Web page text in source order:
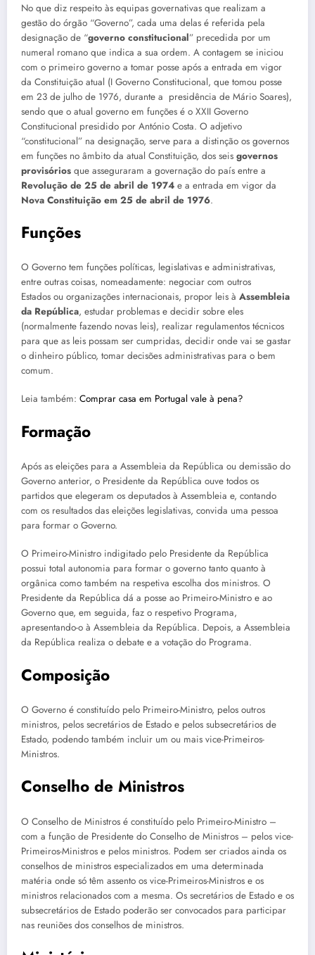
No que diz respeito às equipas governativas que realizam a
gestão do órgão “Governo”, cada uma delas é referida pela
designação de “governo constitucional” precedida por um
numeral romano que indica a sua ordem. A contagem se iniciou
com o primeiro governo a tomar posse após a entrada em vigor
da Constituição atual (I Governo Constitucional, que tomou posse
em 23 de julho de 1976, durante a presidência de Mário Soares),
sendo que o atual governo em funções é o XXII Governo
Constitucional presidido por António Costa. O adjetivo
“constitucional” na designação, serve para a distinção os governos
em funções no âmbito da atual Constituição, dos seis governos
provisórios que asseguraram a governação do país entre a
Revolução de 25 de abril de 1974 e a entrada em vigor da
Nova Constituição em 25 de abril de 1976.
Funções
O Governo tem funções políticas, legislativas e administrativas,
entre outras coisas, nomeadamente: negociar com outros
Estados ou organizações internacionais, propor leis à Assembleia
da República, estudar problemas e decidir sobre eles
(normalmente fazendo novas leis), realizar regulamentos técnicos
para que as leis possam ser cumpridas, decidir onde vai se gastar
o dinheiro público, tomar decisões administrativas para o bem
comum.
Leia também: Comprar casa em Portugal vale à pena?
Formação
Após as eleições para a Assembleia da República ou demissão do
Governo anterior, o Presidente da República ouve todos os
partidos que elegeram os deputados à Assembleia e, contando
com os resultados das eleições legislativas, convida uma pessoa
para formar o Governo.
O Primeiro-Ministro indigitado pelo Presidente da República
possui total autonomia para formar o governo tanto quanto à
orgânica como também na respetiva escolha dos ministros. O
Presidente da República dá a posse ao Primeiro-Ministro e ao
Governo que, em seguida, faz o respetivo Programa,
apresentando-o à Assembleia da República. Depois, a Assembleia
da República realiza o debate e a votação do Programa.
Composição
O Governo é constituído pelo Primeiro-Ministro, pelos outros
ministros, pelos secretários de Estado e pelos subsecretários de
Estado, podendo também incluir um ou mais vice-Primeiros-
Ministros.
Conselho de Ministros
O Conselho de Ministros é constituído pelo Primeiro-Ministro –
com a função de Presidente do Conselho de Ministros – pelos vice-
Primeiros-Ministros e pelos ministros. Podem ser criados ainda os
conselhos de ministros especializados em uma determinada
matéria onde só têm assento os vice-Primeiros-Ministros e os
ministros relacionados com a mesma. Os secretários de Estado e os
subsecretários de Estado poderão ser convocados para participar
nas reuniões dos conselhos de ministros.